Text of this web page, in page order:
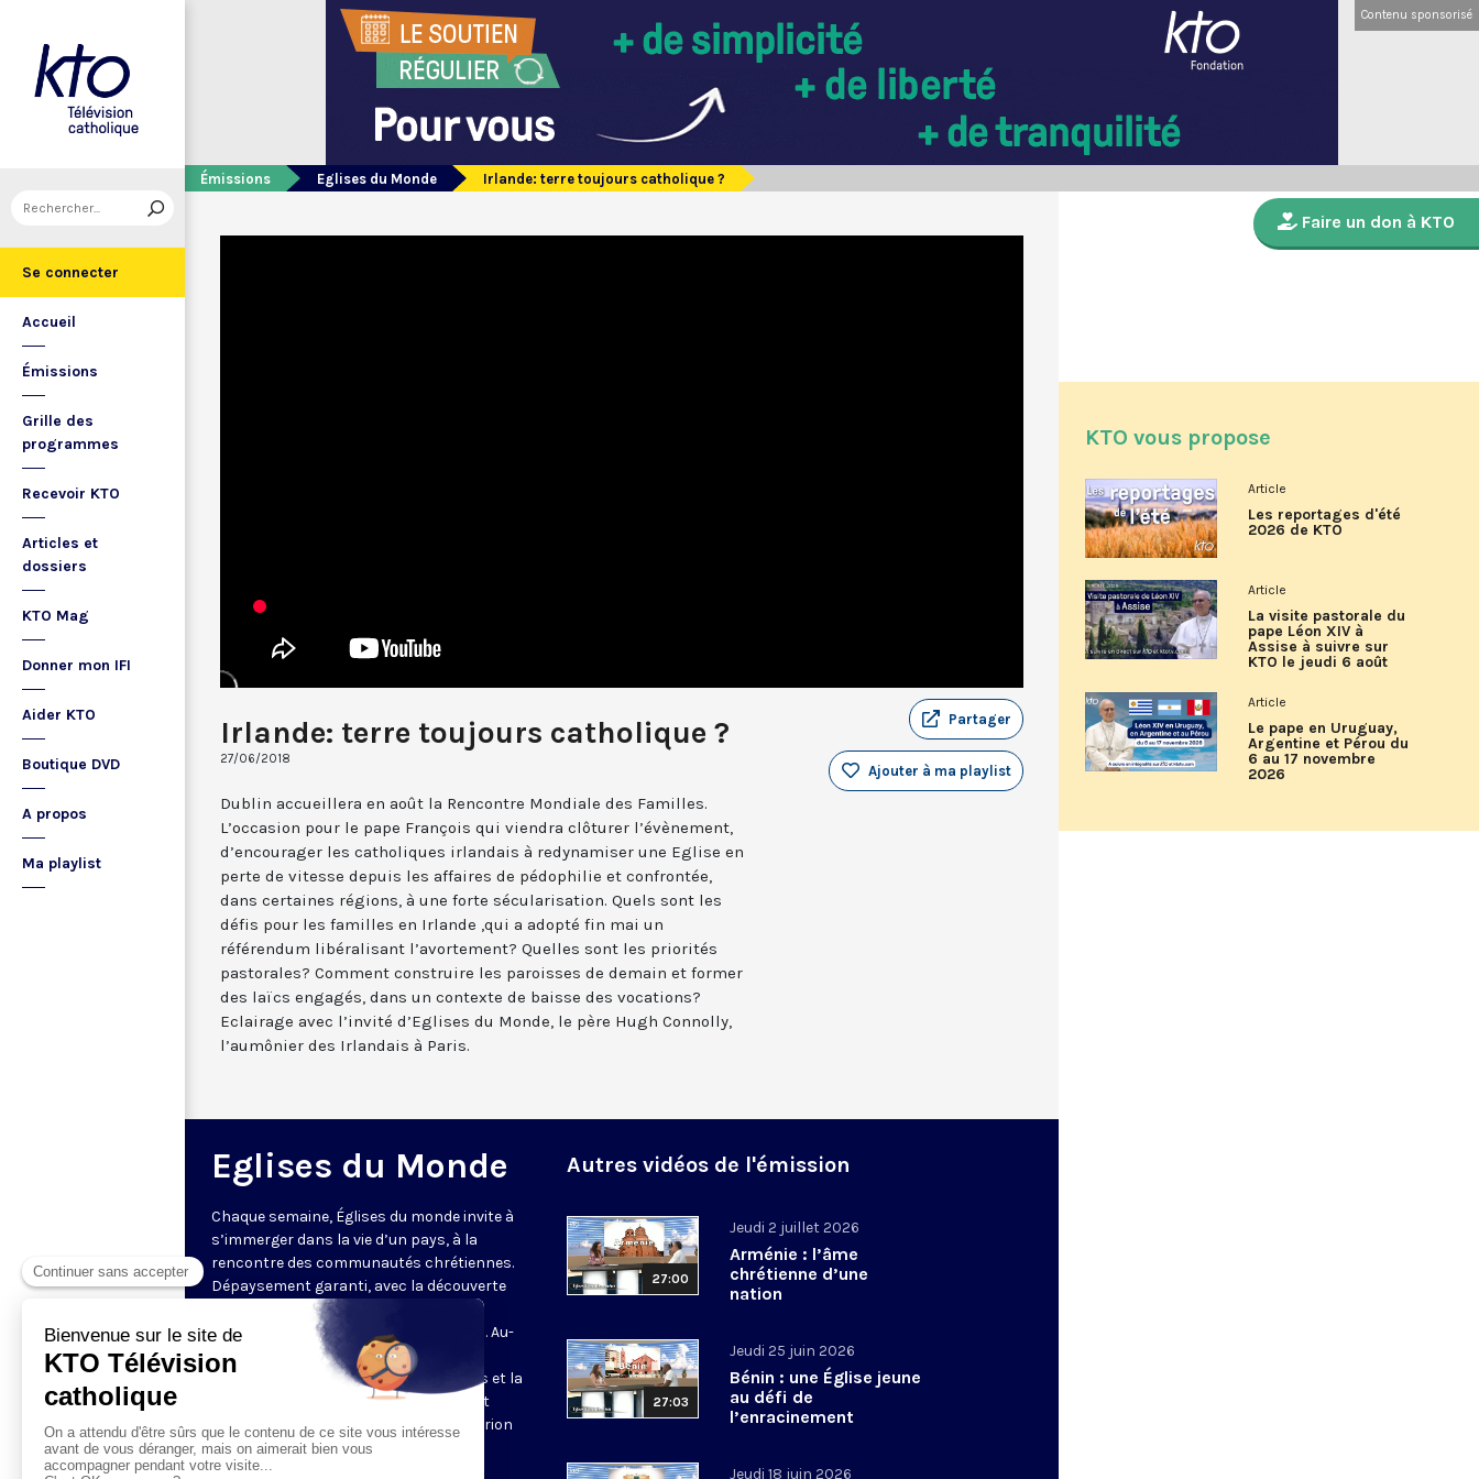
Se connecter
Accueil
Émissions
Grille des
programmes
Recevoir KTO
Articles et
dossiers
KTO Mag
Donner mon IFI
Aider KTO
Boutique DVD
A propos
Ma playlist
Contenu sponsorisé
Émissions Eglises du Monde Irlande: terre toujours catholique ?
Irlande: terre toujours catholique ?
27/06/2018
Partager
Ajouter à ma playlist
Dublin accueillera en août la Rencontre Mondiale des Familles.
L’occasion pour le pape François qui viendra clôturer l’évènement,
d’encourager les catholiques irlandais à redynamiser une Eglise en
perte de vitesse depuis les affaires de pédophilie et confrontée,
dans certaines régions, à une forte sécularisation. Quels sont les
défis pour les familles en Irlande ,qui a adopté fin mai un
référendum libéralisant l’avortement? Quelles sont les priorités
pastorales? Comment construire les paroisses de demain et former
des laïcs engagés, dans un contexte de baisse des vocations?
Eclairage avec l’invité d’Eglises du Monde, le père Hugh Connolly,
l’aumônier des Irlandais à Paris.
Eglises du Monde
Chaque semaine, Églises du monde invite à
s’immerger dans la vie d’un pays, à la
rencontre des communautés chrétiennes.
Dépaysement garanti, avec la découverte
des spécificités et du rayonnement de
l’Église catholique ou de ses difficultés. Au-
delà de l’actualité, il s’agit aussi de
comprendre les grands enjeux du pays et la
contribution que les chrétiens peuvent
apporter à la société. Présenté par Marion
Fontenille chaque jeudi à 21h45.
Autres vidéos de l'émission
27:00
Jeudi 2 juillet 2026
Arménie : l’âme
chrétienne d’une
nation
27:03
Jeudi 25 juin 2026
Bénin : une Église jeune
au défi de
l’enracinement
Jeudi 18 juin 2026
Faire un don à KTO
KTO vous propose
Article
Les reportages d'été
2026 de KTO
Article
La visite pastorale du
pape Léon XIV à
Assise à suivre sur
KTO le jeudi 6 août
Article
Le pape en Uruguay,
Argentine et Pérou du
6 au 17 novembre
2026